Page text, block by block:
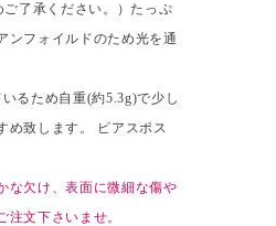
了承ください。）たっぷ
ンフォイルドのため光を通
るため自重(約5.3g)で少し
め致します。 ピアスポス
な欠け、表面に微細な傷や
文下さいませ。